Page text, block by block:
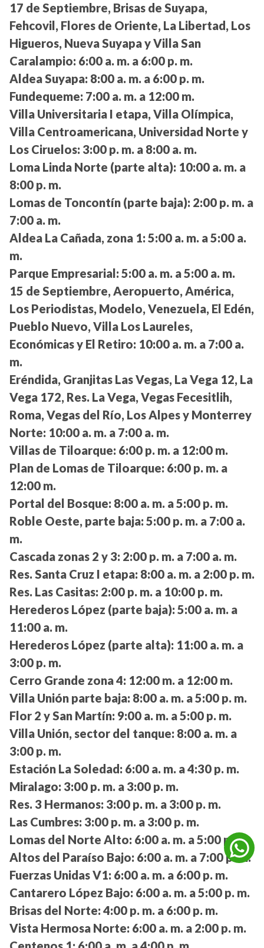
17 de Septiembre, Brisas de Suyapa,
Fehcovil, Flores de Oriente, La Libertad, Los
Higueros, Nueva Suyapa y Villa San
Caralampio: 6:00 a. m. a 6:00 p. m.
Aldea Suyapa: 8:00 a. m. a 6:00 p. m.
Fundequeme: 7:00 a. m. a 12:00 m.
Villa Universitaria I etapa, Villa Olímpica,
Villa Centroamericana, Universidad Norte y
Los Ciruelos: 3:00 p. m. a 8:00 a. m.
Loma Linda Norte (parte alta): 10:00 a. m. a
8:00 p. m.
Lomas de Toncontín (parte baja): 2:00 p. m. a
7:00 a. m.
Aldea La Cañada, zona 1: 5:00 a. m. a 5:00 a.
m.
Parque Empresarial: 5:00 a. m. a 5:00 a. m.
15 de Septiembre, Aeropuerto, América,
Los Periodistas, Modelo, Venezuela, El Edén,
Pueblo Nuevo, Villa Los Laureles,
Económicas y El Retiro: 10:00 a. m. a 7:00 a.
m.
Eréndida, Granjitas Las Vegas, La Vega 12, La
Vega 172, Res. La Vega, Vegas Fecesitlih,
Roma, Vegas del Río, Los Alpes y Monterrey
Norte: 10:00 a. m. a 7:00 a. m.
Villas de Tiloarque: 6:00 p. m. a 12:00 m.
Plan de Lomas de Tiloarque: 6:00 p. m. a
12:00 m.
Portal del Bosque: 8:00 a. m. a 5:00 p. m.
Roble Oeste, parte baja: 5:00 p. m. a 7:00 a.
m.
Cascada zonas 2 y 3: 2:00 p. m. a 7:00 a. m.
Res. Santa Cruz I etapa: 8:00 a. m. a 2:00 p. m.
Res. Las Casitas: 2:00 p. m. a 10:00 p. m.
Herederos López (parte baja): 5:00 a. m. a
11:00 a. m.
Herederos López (parte alta): 11:00 a. m. a
3:00 p. m.
Cerro Grande zona 4: 12:00 m. a 12:00 m.
Villa Unión parte baja: 8:00 a. m. a 5:00 p. m.
Flor 2 y San Martín: 9:00 a. m. a 5:00 p. m.
Villa Unión, sector del tanque: 8:00 a. m. a
3:00 p. m.
Estación La Soledad: 6:00 a. m. a 4:30 p. m.
Miralago: 3:00 p. m. a 3:00 p. m.
Res. 3 Hermanos: 3:00 p. m. a 3:00 p. m.
Las Cumbres: 3:00 p. m. a 3:00 p. m.
Lomas del Norte Alto: 6:00 a. m. a 5:00 p. m.
Altos del Paraíso Bajo: 6:00 a. m. a 7:00 p. m.
Fuerzas Unidas V1: 6:00 a. m. a 6:00 p. m.
Cantarero López Bajo: 6:00 a. m. a 5:00 p. m.
Brisas del Norte: 4:00 p. m. a 6:00 p. m.
Vista Hermosa Norte: 6:00 a. m. a 2:00 p. m.